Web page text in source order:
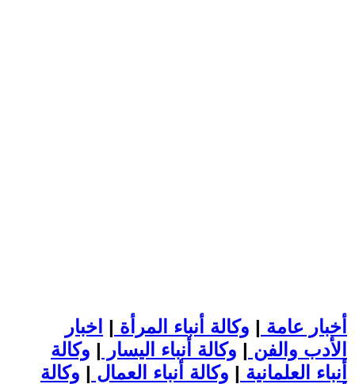
أخبار عامة | وكالة أنباء المرأة | اخبار
الأدب والفن | وكالة أنباء اليسار | وكالة
أنباء العلمانية | وكالة أنباء العمال | وكالة